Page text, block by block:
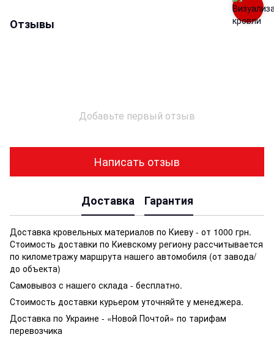
Отзывы
Добавьте первый отзыв
Написать отзыв
Доставка Гарантия
Доставка кровельных материалов по Киеву - от 1000 грн.
Стоимость доставки по Киевскому региону рассчитывается
по километражу маршрута нашего автомобиля (от завода/
до объекта)
Самовывоз с нашего склада - бесплатно.
Стоимость доставки курьером уточняйте у менеджера.
Доставка по Украине - «Новой Почтой» по тарифам
перевозчика